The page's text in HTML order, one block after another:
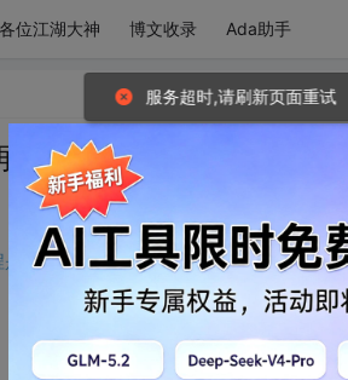
各位江湖大神 博文收录 Ada助手
hook：C 语言协程是
怎么跑起来的？
服务超时,请刷新页面重试